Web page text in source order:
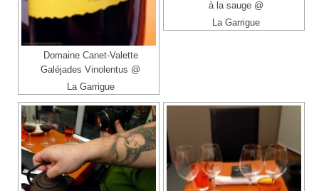
Domaine Canet-Valette
Galéjades Vinolentus @
La Garrigue
à la sauge @
La Garrigue